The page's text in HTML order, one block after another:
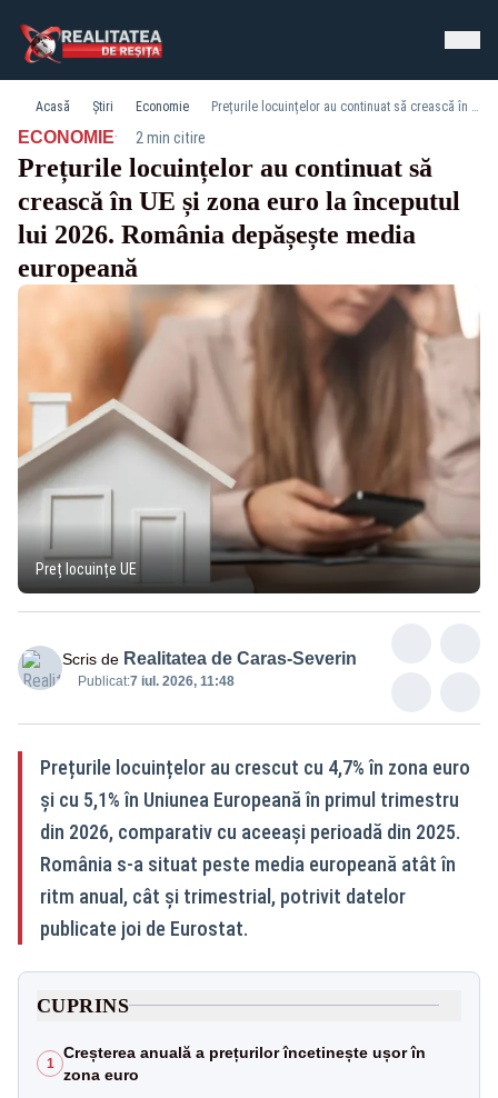
Acasă Știri Economie Prețurile locuințelor au continuat să crească în UE și zona euro la începutul lui 2026. România depășește media europeană
ECONOMIE· 2 min citire
Prețurile locuințelor au continuat să
crească în UE și zona euro la începutul
lui 2026. România depășește media
europeană
Preț locuințe UE
Scris de Realitatea de Caras-Severin
Publicat:7 iul. 2026, 11:48
Prețurile locuințelor au crescut cu 4,7% în zona euro
și cu 5,1% în Uniunea Europeană în primul trimestru
din 2026, comparativ cu aceeași perioadă din 2025.
România s-a situat peste media europeană atât în
ritm anual, cât și trimestrial, potrivit datelor
publicate joi de Eurostat.
CUPRINS
1
Creșterea anuală a prețurilor încetinește ușor în
zona euro